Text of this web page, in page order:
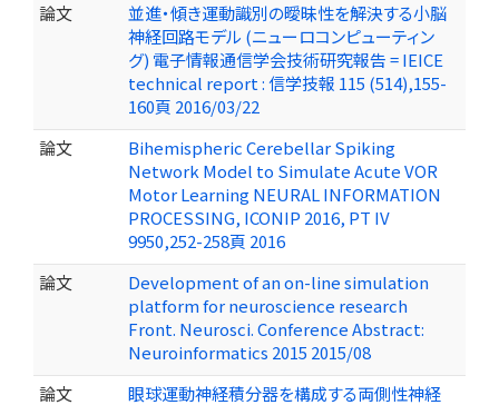
論文
並進・傾き運動識別の曖昧性を解決する小脳
神経回路モデル (ニューロコンピューティン
グ) 電子情報通信学会技術研究報告 = IEICE
technical report : 信学技報 115 (514),155-
160頁 2016/03/22
論文
Bihemispheric Cerebellar Spiking
Network Model to Simulate Acute VOR
Motor Learning NEURAL INFORMATION
PROCESSING, ICONIP 2016, PT IV
9950,252-258頁 2016
論文
Development of an on-line simulation
platform for neuroscience research
Front. Neurosci. Conference Abstract:
Neuroinformatics 2015 2015/08
論文
眼球運動神経積分器を構成する両側性神経